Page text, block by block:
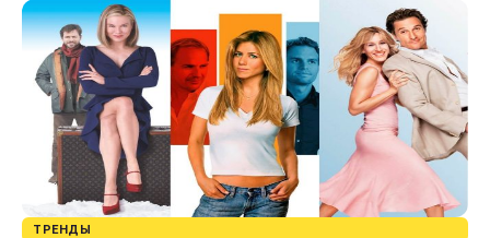
ТРЕНДЫ